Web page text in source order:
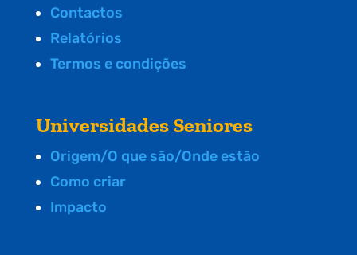
Contactos
Relatórios
Termos e condições
Universidades Seniores
Origem/O que são/Onde estão
Como criar
Impacto